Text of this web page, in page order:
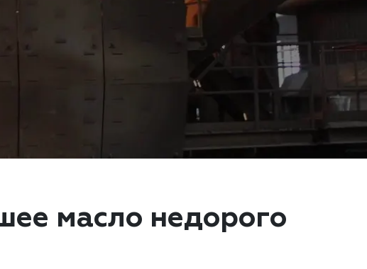
масло недорого